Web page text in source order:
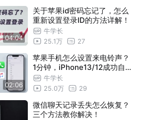
04:04
关于苹果id密码忘记了，怎么
重新设置登录ID的方法详解！
牛学长
25.1万
27
02:06
苹果手机怎么设置来电铃声？
1分钟，iPhone13/12成功自
定义铃声！
牛学长
25.0万
29
微信聊天记录丢失怎么恢复？
三个方法教你解决！